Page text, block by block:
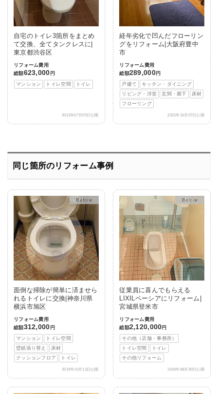
自宅のトイレ3箇所をまとめ
て交換、全てタンクレスに|
東京都渋谷区
リフォーム費用
総額623,000 円
マンション
トイレ空間 トイレ
2021年07月05日公開
経年劣化で凹んだフローリン
グをリフォーム|大阪府豊中
市
リフォーム費用
総額289,000円
戸建て
キッチン・ダイニング
リビング・洋室
玄関・廊下
床材
フローリング
2021年10月07日公開
同じ箇所のリフォーム事例
After
面倒な掃除が簡単に済ませら
れるトイレに交換|神奈川県
横浜市旭区
リフォーム費用
総額312,000 円
マンション
トイレ空間
壁紙張り替え
床材
クッションフロア
トイレ
2015年10月13日公開
After
従業員に喜んでもらえる
LIXILベーシアにリフォーム|
宮城県登米市
リフォーム費用
総額2,120,000円
その他（店舗・事務所）
トイレ空間
トイレ
その他リフォーム
2016年08月20日公開